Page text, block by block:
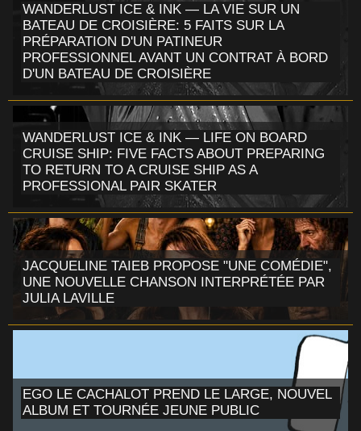
WANDERLUST ICE & INK — LA VIE SUR UN
BATEAU DE CROISIÈRE: 5 FAITS SUR LA
PRÉPARATION D'UN PATINEUR
PROFESSIONNEL AVANT UN CONTRAT À BORD
D'UN BATEAU DE CROISIÈRE
WANDERLUST ICE & INK — LIFE ON BOARD
CRUISE SHIP: FIVE FACTS ABOUT PREPARING
TO RETURN TO A CRUISE SHIP AS A
PROFESSIONAL PAIR SKATER
JACQUELINE TAIEB PROPOSE "UNE COMÉDIE",
UNE NOUVELLE CHANSON INTERPRÉTÉE PAR
JULIA LAVILLE
EGO LE CACHALOT PREND LE LARGE, NOUVEL
ALBUM ET TOURNÉE JEUNE PUBLIC